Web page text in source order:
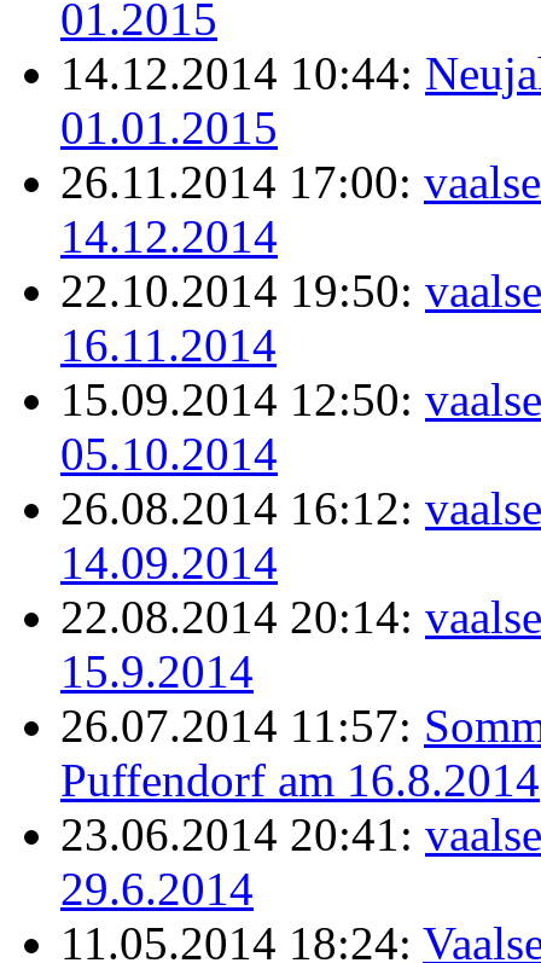
01.2015
14.12.2014 10:44:
01.01.2015
26.11.2014 17:00:
14.12.2014
22.10.2014 19:50:
16.11.2014
15.09.2014 12:50:
05.10.2014
26.08.2014 16:12:
14.09.2014
22.08.2014 20:14:
15.9.2014
26.07.2014 11:57:
Puffendorf am 16.8.2014
23.06.2014 20:41:
29.6.2014
11.05.2014 18:24: